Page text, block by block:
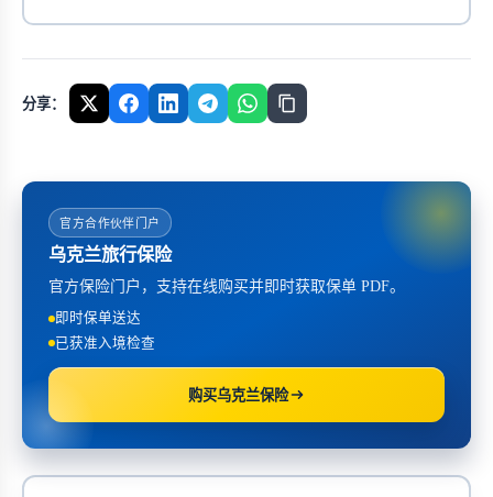
分享：
官方合作伙伴门户
乌克兰旅行保险
官方保险门户，支持在线购买并即时获取保单 PDF。
即时保单送达
已获准入境检查
购买乌克兰保险